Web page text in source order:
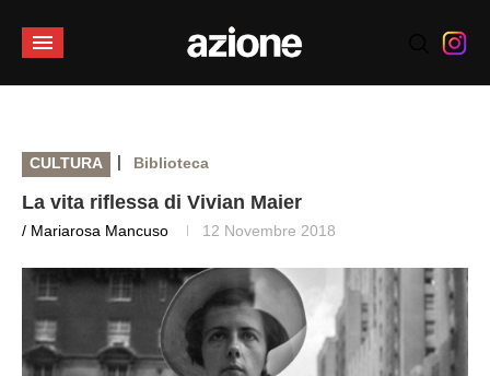
CULTURA | Biblioteca
La vita riflessa di Vivian Maier
/ Mariarosa Mancuso 12 Novembre 2018